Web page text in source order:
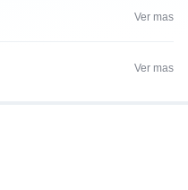
Ver mas
Ver mas